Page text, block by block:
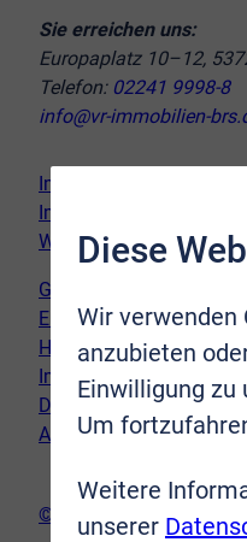
Sie erreichen uns:
Europaplatz 10–12,
Telefon: 02241 9998-8
info@vr-immobilien-
Immobilie verkaufen
Immobilie kaufen
Wir vor Ort
Genderhinweis
Erklärung zur
Hinweispflicht
Impressum
Datenschutz
AGB
© VR-Immobilien Bonn
Diese
Wir verwenden
anzubieten
Einwilligung zu
Um
Weitere
unserer